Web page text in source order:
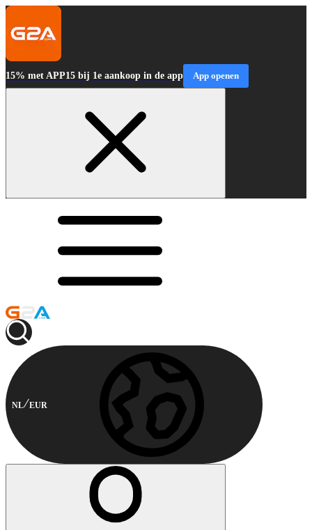
15% met APP15 bij 1e aankoop in de app App openen
NL EUR